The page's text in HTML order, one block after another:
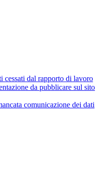
cessati dal rapporto di lavoro
da pubblicare sul sito
comunicazione dei dati